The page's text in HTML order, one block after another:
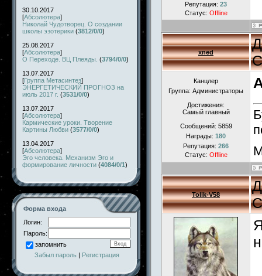
30.10.2017
[Абсолютера]
Николай Чудотворец. О создании
школы эзотерики (3812/0/0)
25.08.2017
[Абсолютера]
О Переходе. ВЦ Плеяды. (3794/0/0)
13.07.2017
[Группа Метасинтез]
ЭНЕРГЕТИЧЕСКИЙ ПРОГНОЗ на
июль 2017 г. (3531/0/0)
13.07.2017
[Абсолютера]
Кармические уроки. Творение
Картины Любви (3577/0/0)
13.04.2017
[Абсолютера]
Эго человека. Механизм Эго и
формирование личности (4084/0/1)
Форма входа
Логин:
Пароль:
запомнить
Забыл пароль | Регистрация
Репутация: 23
Статус: Offline
xned
Канцлер
Группа: Администраторы
Достижения:
Самый главный
Сообщений: 5859
Награды: 180
Репутация: 266
Статус: Offline
Tolik-V58